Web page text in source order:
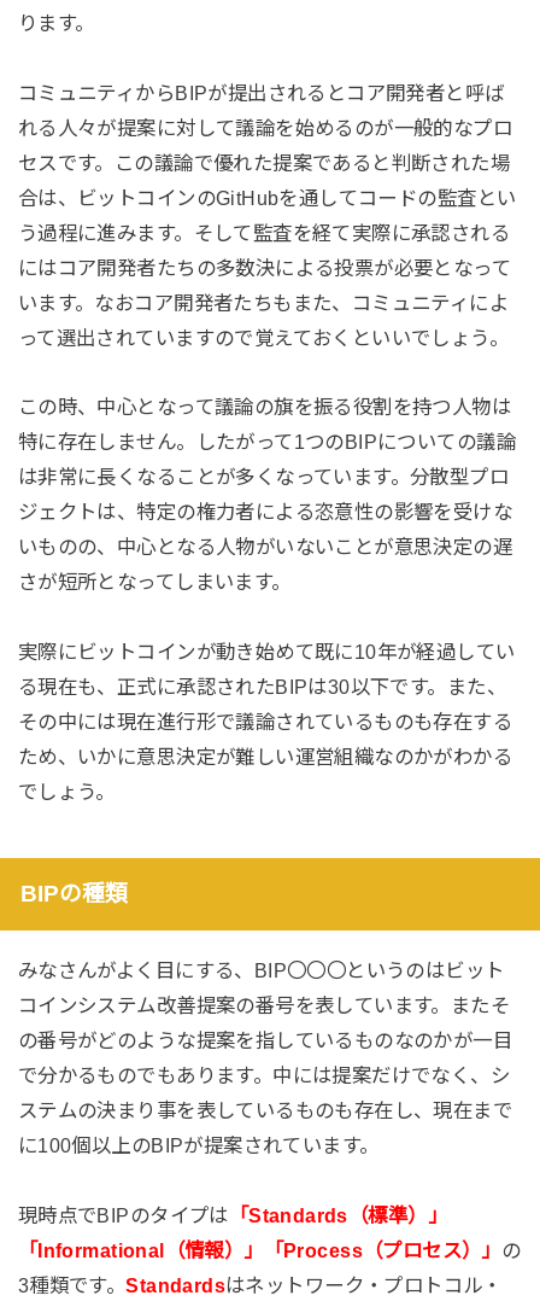
ります。
コミュニティからBIPが提出されるとコア開発者と呼ば
れる人々が提案に対して議論を始めるのが一般的なプロ
セスです。この議論で優れた提案であると判断された場
合は、ビットコインのGitHubを通してコードの監査とい
う過程に進みます。そして監査を経て実際に承認される
にはコア開発者たちの多数決による投票が必要となって
います。なおコア開発者たちもまた、コミュニティによ
って選出されていますので覚えておくといいでしょう。
この時、中心となって議論の旗を振る役割を持つ人物は
特に存在しません。したがって1つのBIPについての議論
は非常に長くなることが多くなっています。分散型プロ
ジェクトは、特定の権力者による恣意性の影響を受けな
いものの、中心となる人物がいないことが意思決定の遅
さが短所となってしまいます。
実際にビットコインが動き始めて既に10年が経過してい
る現在も、正式に承認されたBIPは30以下です。また、
その中には現在進行形で議論されているものも存在する
ため、いかに意思決定が難しい運営組織なのかがわかる
でしょう。
BIPの種類
みなさんがよく目にする、BIP〇〇〇というのはビット
コインシステム改善提案の番号を表しています。またそ
の番号がどのような提案を指しているものなのかが一目
で分かるものでもあります。中には提案だけでなく、シ
ステムの決まり事を表しているものも存在し、現在まで
に100個以上のBIPが提案されています。
現時点でBIPのタイプは 「Standards（標準）」
「Informational（情報）」「Process（プロセス）」 の
3種類です。Standardsはネットワーク・プロトコル・